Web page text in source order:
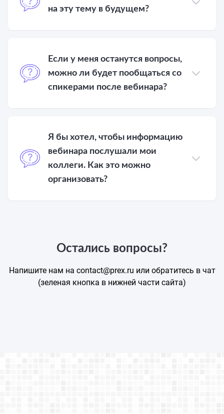
на эту тему в будущем?
Если у меня останутся вопросы,
можно ли будет пообщаться со
спикерами после вебинара?
Я бы хотел, чтобы информацию
вебинара послушали мои
коллеги. Как это можно
организовать?
Остались вопросы?
Напишите нам на contact@prex.ru или обратитесь в чат
(зеленая кнопка в нижней части сайта)